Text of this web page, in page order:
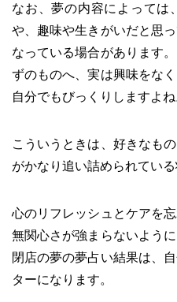
なお、夢の内容によっては
や、趣味や生きがいだと思
なっている場合があります
ずのものへ、実は興味をな
自分でもびっくりしますよね
こういうときは、好きなも
がかなり追い詰められている
心のリフレッシュとケアを
無関心さが強まらないよう
閉店の夢の夢占い結果は、
ターになります。